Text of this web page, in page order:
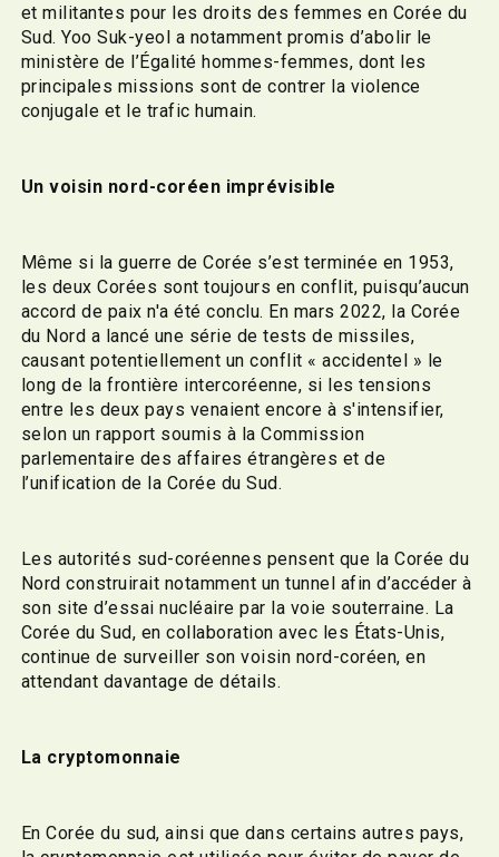
et militantes pour les droits des femmes en Corée du
Sud. Yoo Suk-yeol a notamment promis d’abolir le
ministère de l’Égalité hommes-femmes, dont les
principales missions sont de contrer la violence
conjugale et le trafic humain.
Un voisin nord-coréen imprévisible
Même si la guerre de Corée s’est terminée en 1953,
les deux Corées sont toujours en conflit, puisqu’aucun
accord de paix n'a été conclu. En mars 2022, la Corée
du Nord a lancé une série de tests de missiles,
causant potentiellement un conflit « accidentel » le
long de la frontière intercoréenne, si les tensions
entre les deux pays venaient encore à s'intensifier,
selon un rapport soumis à la Commission
parlementaire des affaires étrangères et de
l’unification de la Corée du Sud.
Les autorités sud-coréennes pensent que la Corée du
Nord construirait notamment un tunnel afin d’accéder à
son site d’essai nucléaire par la voie souterraine. La
Corée du Sud, en collaboration avec les États-Unis,
continue de surveiller son voisin nord-coréen, en
attendant davantage de détails.
La cryptomonnaie
En Corée du sud, ainsi que dans certains autres pays,